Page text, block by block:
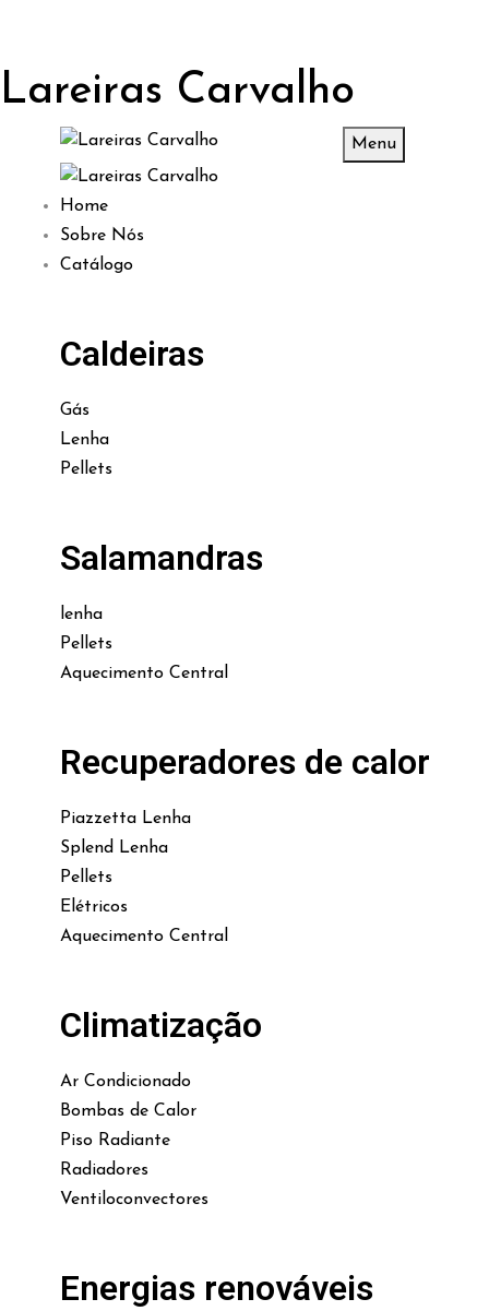
Lareiras Carvalho
Menu
Home
Sobre Nós
Catálogo
Caldeiras
Gás
Lenha
Pellets
Salamandras
lenha
Pellets
Aquecimento Central
Recuperadores de calor
Piazzetta Lenha
Splend Lenha
Pellets
Elétricos
Aquecimento Central
Climatização
Ar Condicionado
Bombas de Calor
Piso Radiante
Radiadores
Ventiloconvectores
Energias renováveis